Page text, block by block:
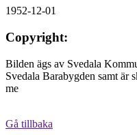
1952-12-01
Copyright:
Bilden ägs av Svedala
Svedala Barabygden samt är
me
Gå tillbaka